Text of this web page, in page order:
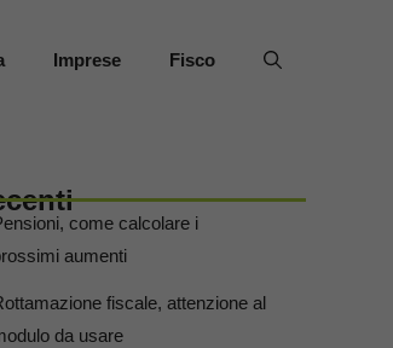
Imprese Fisco
come calcolare i
aumenti
fiscale, attenzione al
da usare